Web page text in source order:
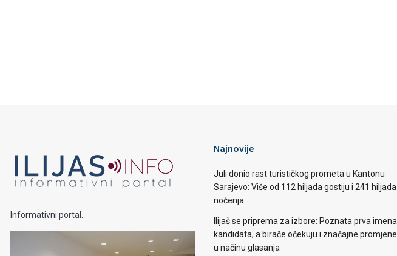
Informativni portal.
Najnovije
Juli donio rast turističkog prometa u Kantonu
Sarajevo: Više od 112 hiljada gostiju i 241 hiljada
noćenja
Ilijaš se priprema za izbore: Poznata prva imena
kandidata, a birače očekuju i značajne promjene
u načinu glasanja